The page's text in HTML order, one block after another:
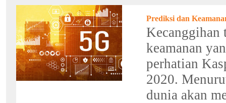
Prediksi dan
Kecanggihan
keamanan
perhatian
2020.
dunia akan